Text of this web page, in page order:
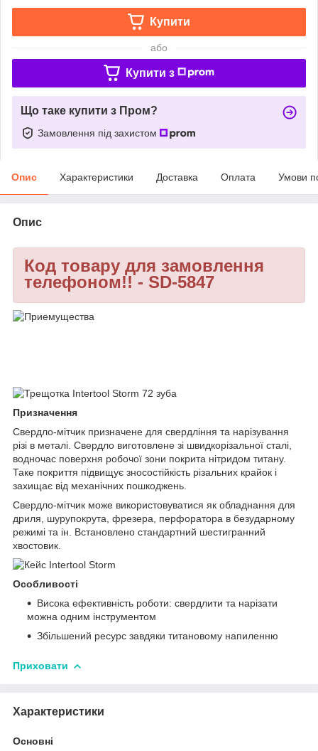
Купити
або
Купити з
Що таке купити з Пром?
Замовлення під захистом
Опис Характеристики Доставка Оплата Умови
Опис
Код товару для замовлення
телефоном!! - SD-5847
Призначення
Свердло-мітчик призначене для свердління та нарізування
різі в металі. Свердло виготовлене зі швидкорізальної сталі,
водночас поверхня робочої зони покрита нітридом титану.
Таке покриття підвищує зносостійкість різальних крайок і
захищає від механічних пошкоджень.
Свердло-мітчик може використовуватися як обладнання для
дриля, шурупокрута, фрезера, перфоратора в безударному
режимі та ін. Встановлено стандартний шестигранний
хвостовик.
Особливості
Висока ефективність роботи: свердлити та нарізати
можна одним інструментом
Збільшений ресурс завдяки титановому напиленню
Приховати
Характеристики
Основні